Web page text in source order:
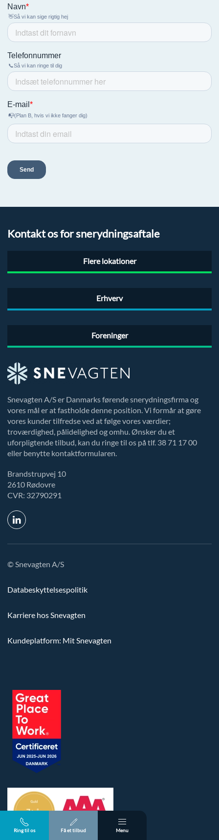
Snevagten A/S er Danmarks førende snerydningsfirma og
vores mål er at fastholde denne position. Vi formår at gøre
vores kunder tilfredse ved at følge vores værdier;
troværdighed, pålidelighed og omhu. Ønsker du et
uforpligtende tilbud, kan du ringe til os på tlf. 38 71 17 00
eller benytte kontaktformularen.
Brandstrupvej 10
2610 Rødovre
CVR: 32790291
Kontakt os for snerydningsaftale
Flere lokationer
Erhverv
Foreninger
© Snevagten A/S
Databeskyttelsespolitik
Karriere hos Snevagten
Kundeplatform: Mit Snevagten
Ring til os Få et tilbud Menu